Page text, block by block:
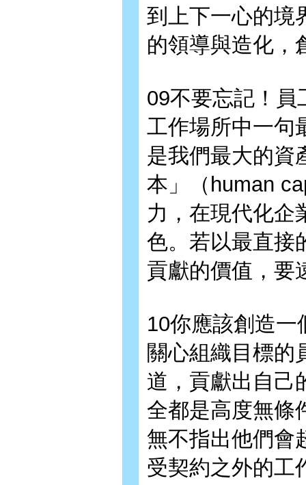
到上下一心的境
的領導與造化，
09不要忘記！員
工作場所中一句
是我們最大的資
本」（human
力，在現代化企
色。若以最直接
貢獻的價值，要
10你應該創造一
關心組織目標的
道，貢獻出自己
全都是高度無條
無不指出他們會
受契約之外的工